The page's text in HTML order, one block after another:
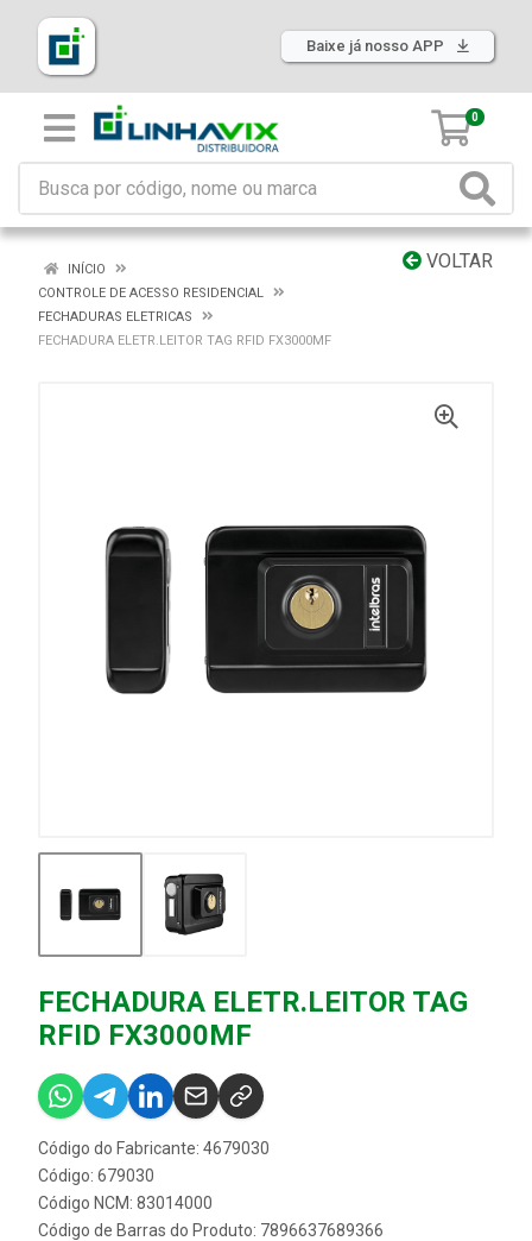
Baixe já nosso APP
0
VOLTAR
INÍCIO
CONTROLE DE ACESSO RESIDENCIAL
FECHADURAS ELETRICAS
FECHADURA ELETR.LEITOR TAG RFID FX3000MF
FECHADURA ELETR.LEITOR TAG
RFID FX3000MF
Código do Fabricante: 4679030
Código: 679030
Código NCM: 83014000
Código de Barras do Produto: 7896637689366